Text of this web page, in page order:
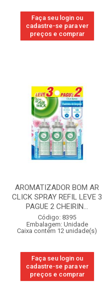
Faça seu login ou
cadastre-se para ver
preços e comprar
AROMATIZADOR BOM AR
CLICK SPRAY REFIL LEVE 3
PAGUE 2 CHEIRIN...
Código: 8395
Embalagem: Unidade
Caixa contém 12 unidade(s)
Faça seu login ou
cadastre-se para ver
preços e comprar